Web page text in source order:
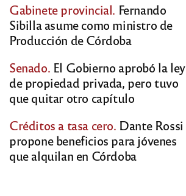
Gabinete provincial. Fernando
Sibilla asume como ministro de
Producción de Córdoba
Senado. El Gobierno aprobó la ley
de propiedad privada, pero tuvo
que quitar otro capítulo
Créditos a tasa cero. Dante Rossi
propone beneficios para jóvenes
que alquilan en Córdoba